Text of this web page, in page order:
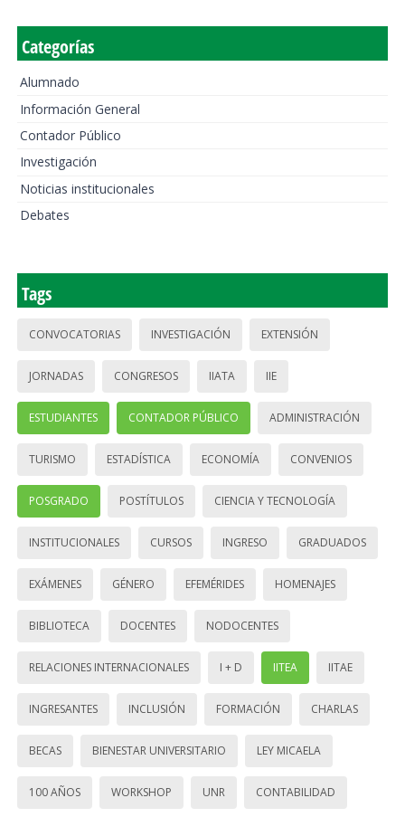
Categorías
Alumnado
Información General
Contador Público
Investigación
Noticias institucionales
Debates
Tags
CONVOCATORIAS INVESTIGACIÓN EXTENSIÓN
JORNADAS CONGRESOS IIATA IIE
ESTUDIANTES CONTADOR PÚBLICO ADMINISTRACIÓN
TURISMO ESTADÍSTICA ECONOMÍA CONVENIOS
POSGRADO POSTÍTULOS CIENCIA Y TECNOLOGÍA
INSTITUCIONALES CURSOS INGRESO GRADUADOS
EXÁMENES GÉNERO EFEMÉRIDES HOMENAJES
BIBLIOTECA DOCENTES NODOCENTES
RELACIONES INTERNACIONALES I + D IITEA IITAE
INGRESANTES INCLUSIÓN FORMACIÓN CHARLAS
BECAS BIENESTAR UNIVERSITARIO LEY MICAELA
100 AÑOS WORKSHOP UNR CONTABILIDAD